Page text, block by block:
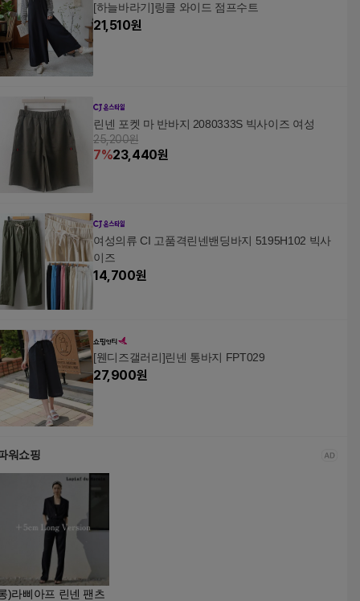
[하늘바라기]링클 와이드 점프수트
21,510원
린넨 포켓 마 반바지 2080333S 빅사이즈 여성
25,200원
7%23,440원
여성의류 CI 고품격린넨밴딩바지 5195H102 빅사
이즈
14,700원
[웬디즈갤러리]린넨 통바지 FPT029
27,900원
워쇼핑
)라삐아프 린넨 팬츠